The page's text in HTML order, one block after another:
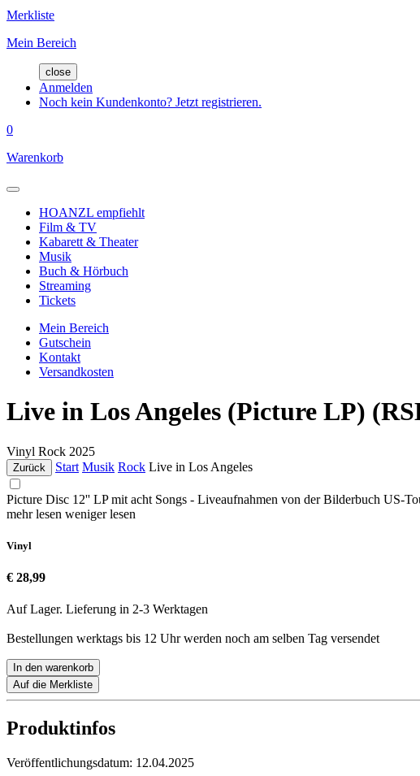
Merkliste
Mein Bereich
close
Anmelden
Noch kein Kundenkonto? Jetzt registrieren.
0
Warenkorb
HOANZL empfiehlt
Film & TV
Kabarett & Theater
Musik
Buch & Hörbuch
Streaming
Tickets
Mein Bereich
Gutschein
Kontakt
Versandkosten
Live in Los Angeles (Picture LP)
Vinyl Rock 2025
Zurück Start Musik Rock Live in Los Angeles
Picture Disc 12'' LP mit acht Songs - Liveaufnahmen von der Bilderbuch US-
mehr lesen weniger lesen
Vinyl
€ 28,99
Auf Lager. Lieferung in 2-3 Werktagen
Bestellungen werktags bis 12 Uhr werden noch am selben Tag versendet
In den warenkorb
Auf die Merkliste
Produktinfos
Veröffentlichungsdatum: 12.04.2025